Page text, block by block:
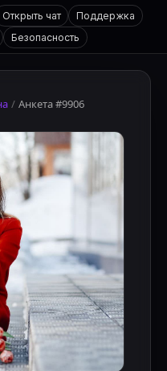
Открыть чат
Поддержка
Безопасность
/ Анкета #9906